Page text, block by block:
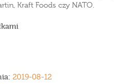
Kraft Foods czy NATO.
2019-08-12